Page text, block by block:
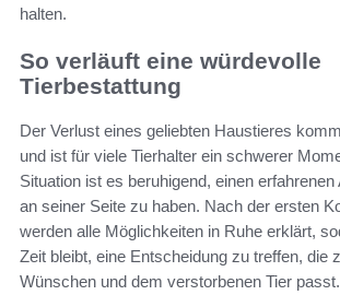
halten.
So verläuft eine würdevolle
Tierbestattung
Der Verlust eines geliebten Haustieres
und ist für viele Tierhalter ein schwerer
Situation ist es beruhigend, einen
an seiner Seite zu haben. Nach der ersten
werden alle Möglichkeiten in Ruhe erklärt,
Zeit bleibt, eine Entscheidung zu treffen, die
Wünschen und dem verstorbenen Tier passt.